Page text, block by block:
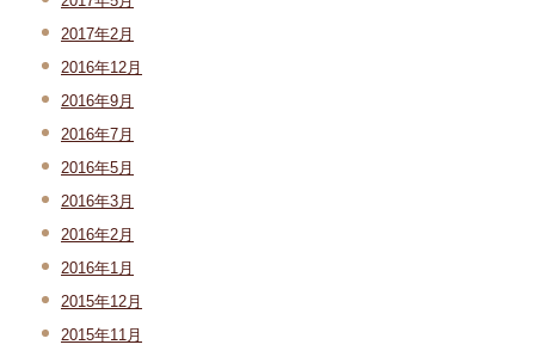
2017年2月
2016年12月
2016年9月
2016年7月
2016年5月
2016年3月
2016年2月
2016年1月
2015年12月
2015年11月